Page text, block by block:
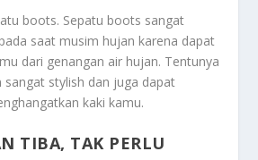
boots. Sepatu boots sangat
saat musim hujan karena dapat
dari genangan air hujan. Tentunya
stylish dan juga dapat
kaki kamu.
TIBA, TAK PERLU